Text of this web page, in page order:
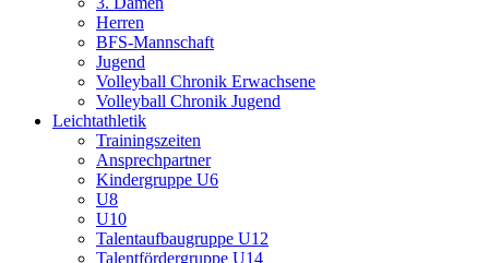
Herren
BFS-Mannschaft
Jugend
Volleyball Chronik Erwachsene
Volleyball Chronik Jugend
Leichtathletik
Trainingszeiten
Ansprechpartner
Kindergruppe U6
U8
U10
Talentaufbaugruppe U12
Talentfördergruppe U14